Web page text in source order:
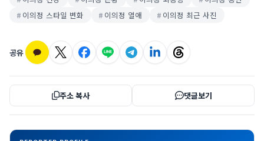
이의정 스타일 변화
이의정 열애 이의정 최근 사진
공유
주소 복사 댓글보기